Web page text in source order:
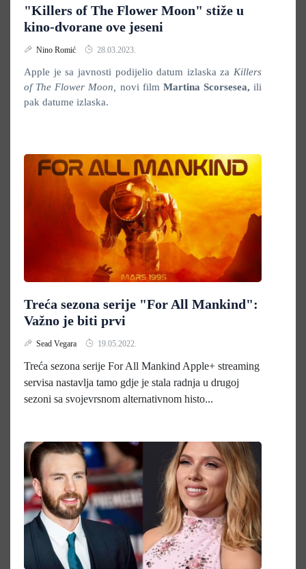
"Killers of The Flower Moon" stiže u
kino-dvorane ove jeseni
Nino Romić 28.03.2023.
Apple je sa javnosti podijelio datum izlaska za Killers
of The Flower Moon, novi film Martina Scorsesea, ili
pak datume izlaska.
Treća sezona serije "For All Mankind":
Važno je biti prvi
Sead Vegara 19.05.2022.
Treća sezona serije For All Mankind Apple+ streaming
servisa nastavlja tamo gdje je stala radnja u drugoj
sezoni sa svojevrsnom alternativnom histo...